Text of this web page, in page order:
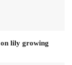
lily growing